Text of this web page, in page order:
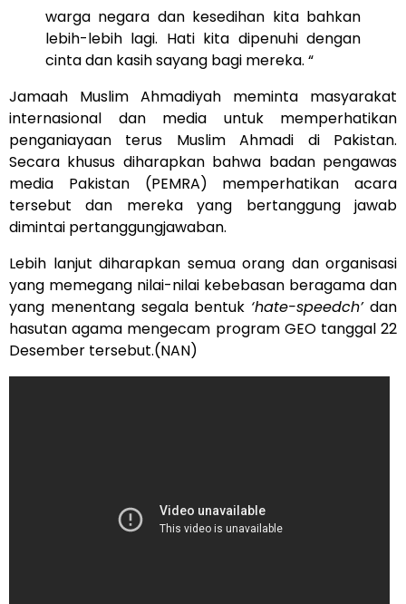
warga negara dan kesedihan kita bahkan
lebih-lebih lagi. Hati kita dipenuhi dengan
cinta dan kasih sayang bagi mereka. “
Jamaah Muslim Ahmadiyah meminta masyarakat
internasional dan media untuk memperhatikan
penganiayaan terus Muslim Ahmadi di Pakistan.
Secara khusus diharapkan bahwa badan pengawas
media Pakistan (PEMRA) memperhatikan acara
tersebut dan mereka yang bertanggung jawab
dimintai pertanggungjawaban.
Lebih lanjut diharapkan semua orang dan organisasi
yang memegang nilai-nilai kebebasan beragama dan
yang menentang segala bentuk ‘hate-speedch’dan
hasutan agama mengecam program GEO tanggal 22
Desember tersebut.(NAN)